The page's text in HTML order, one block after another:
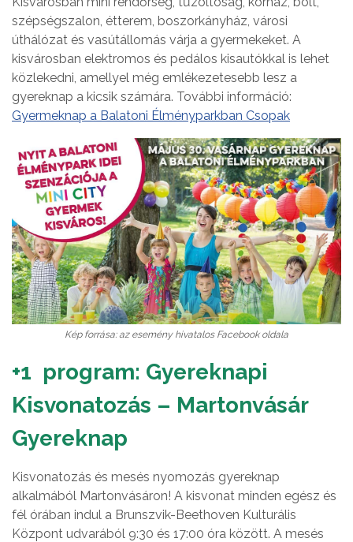
szépségszalon, étterem, boszorkányház, városi
úthálózat és vasútállomás várja a gyermekeket. A
kisvárosban elektromos és pedálos kisautókkal is lehet
közlekedni, amellyel még emlékezetesebb lesz a
gyereknap a kicsik számára. További információ:
Gyermeknap a Balatoni Élményparkban Csopak
Kép forrása: az esemény hivatalos Facebook oldala
+1 program: Gyereknapi
Kisvonatozás – Martonvásár
Gyereknap
Kisvonatozás és mesés nyomozás gyereknap
alkalmából Martonvásáron! A kisvonat minden egész és
fél órában indul a Brunszvik-Beethoven Kulturális
Központ udvarából 9:30 és 17:00 óra között. A mesés